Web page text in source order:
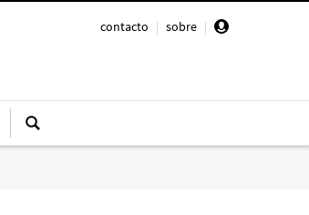
contacto | sobre |